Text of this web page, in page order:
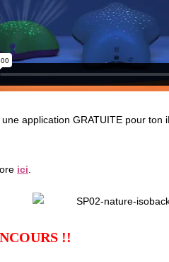
application GRATUITE pour
ici
!!